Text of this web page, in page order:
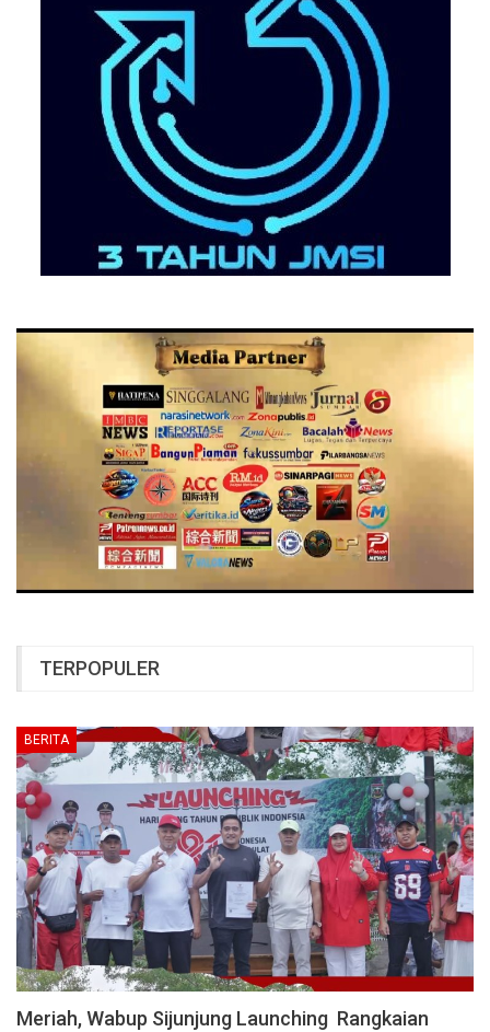
TERPOPULER
BERITA
Meriah, Wabup Sijunjung Launching Rangkaian